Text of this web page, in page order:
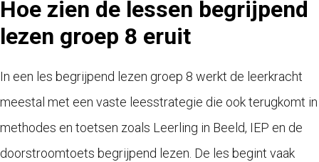
Hoe zien de lessen begrijpend
lezen groep 8 eruit
In een les begrijpend lezen groep 8 werkt de leerkracht
meestal met een vaste leesstrategie die ook terugkomt in
methodes en toetsen zoals Leerling in Beeld, IEP en de
doorstroomtoets begrijpend lezen. De les begint vaak